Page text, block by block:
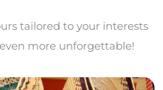
tailored to your interests
more unforgettable!